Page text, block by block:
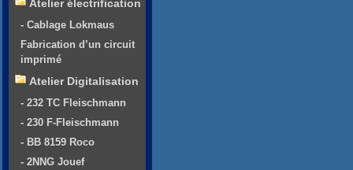
Atelier électrification
- Cablage Lokmaus
Fabrication d’un circuit
imprimé
Atelier Digitalisation
- 232 TC Fleischmann
- 230 F-Fleischmann
- BB 8159 Roco
- 2NNG Jouef